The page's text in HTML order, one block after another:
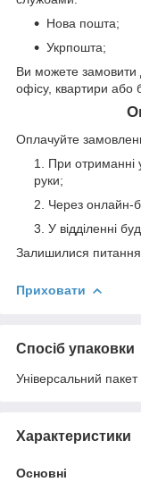
Нова пошта;
Укрпошта;
Ви можете замовити
офісу, квартири або
Оплачуйте
При отриманні
руки;
Через онлайн-
У відділенні
Залишилися
Приховати
Спосіб упаковки
Універсальний пакет
Характеристики
Основні